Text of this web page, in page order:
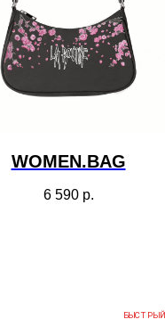
WOMEN.BAG
6 590 р.
БЫСТРЫЙ